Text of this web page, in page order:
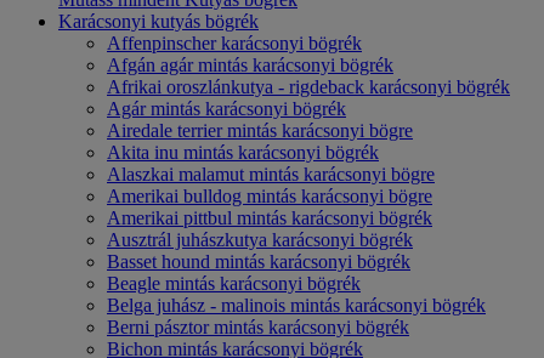
Karácsonyi kutyás bögrék
Affenpinscher karácsonyi bögrék
Afgán agár mintás karácsonyi bögrék
Afrikai oroszlánkutya - rigdeback karácsonyi bögrék
Agár mintás karácsonyi bögrék
Airedale terrier mintás karácsonyi bögre
Akita inu mintás karácsonyi bögrék
Alaszkai malamut mintás karácsonyi bögre
Amerikai bulldog mintás karácsonyi bögre
Amerikai pittbul mintás karácsonyi bögrék
Ausztrál juhászkutya karácsonyi bögrék
Basset hound mintás karácsonyi bögrék
Beagle mintás karácsonyi bögrék
Belga juhász - malinois mintás karácsonyi bögrék
Berni pásztor mintás karácsonyi bögrék
Bichon mintás karácsonyi bögrék